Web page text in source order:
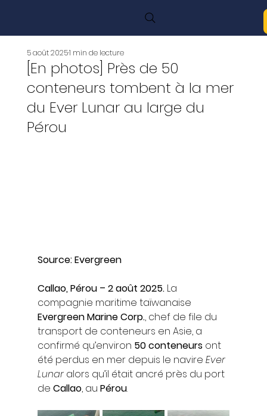
[En photos] Près de 50
conteneurs tombent à la mer
du Ever Lunar au large du
Pérou
5 août 20251 min de lecture
Source: Evergreen
Callao, Pérou – 2 août 2025. La
compagnie maritime taïwanaise
Evergreen Marine Corp., chef de file du
transport de conteneurs en Asie, a
confirmé qu’environ 50 conteneurs ont
été perdus en mer depuis le navire Ever
Lunar alors qu’il était ancré près du port
de Callao, au Pérou.